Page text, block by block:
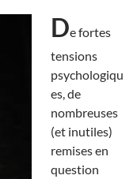
De fortes
tensions
psychologiqu
es, de
nombreuses
(et inutiles)
remises en
question